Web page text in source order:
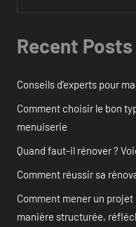
Recent Posts
Conseils d’experts pour
Comment choisir le bon
menuiserie
Quand faut-il rénover ?
Comment réussir sa
Comment mener un
manière structurée,